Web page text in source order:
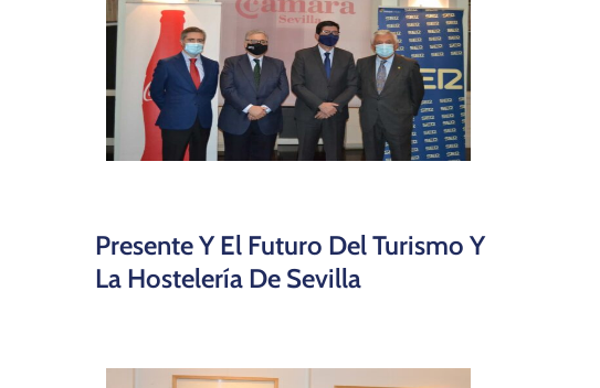
Presente Y El Futuro Del Turismo Y
La Hostelería De Sevilla